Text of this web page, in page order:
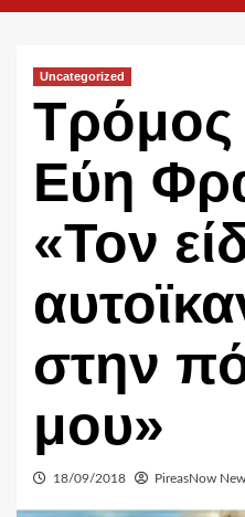
Uncategorized
Τρόμος
Εύη
«Τον
στην
μου»
18/09/2018 PireasNow